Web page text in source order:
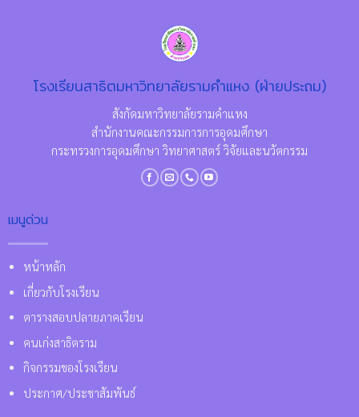
โรงเรียนสาธิตมหาวิทยาลัยรามคำแหง (ฝ่ายประถม)
สังกัดมหาวิทยาลัยรามคำแหง
สำนักงานคณะกรรมการการอุดมศึกษา
กระทรวงการอุดมศึกษา วิทยาศาสตร์ วิจัยและนวัตกรรม
เมนูด่วน
หน้าหลัก
เกี่ยวกับโรงเรียน
ตารางสอบปลายภาคเรียน
คนเก่งสาธิตราม
กิจกรรมของโรงเรียน
ประกาศ/ประชาสัมพันธ์